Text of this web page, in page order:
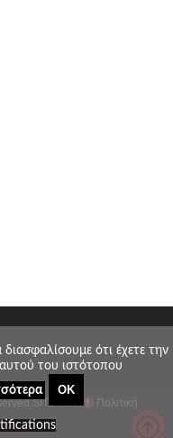
SITE MAP Πολιτική
ότι έχετε την
του ιστότοπου
ΟΚ